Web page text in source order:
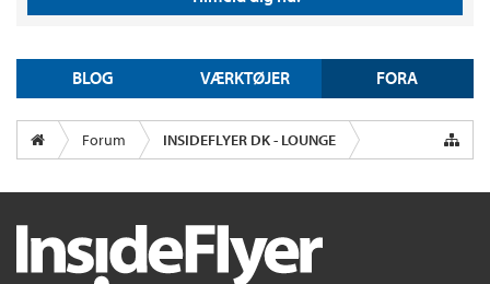
BLOG VÆRKTØJER FORA
Forum INSIDEFLYER DK - LOUNGE